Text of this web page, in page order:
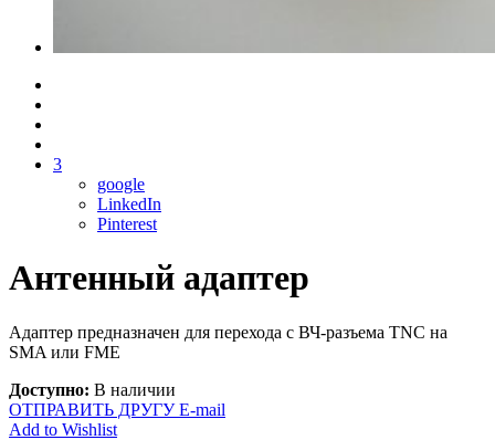
3
google
LinkedIn
Pinterest
Антенный адаптер
Адаптер предназначен для перехода с ВЧ-разъема ТNC на
SMA или FME
Доступно: В наличии
ОТПРАВИТЬ ДРУГУ E-mail
Add to Wishlist